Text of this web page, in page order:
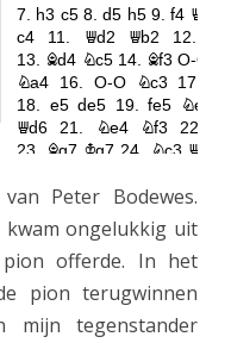
Peter Bodewes.
kwam ongelukkig uit
offerde. In het
pion terugwinnen
tegenstander